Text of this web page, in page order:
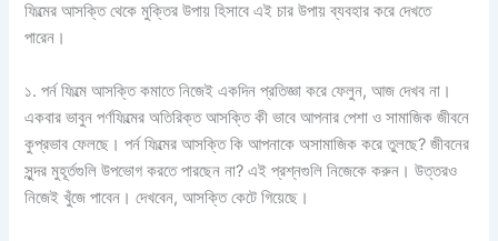
ফিল্মের আসক্তি থেকে মুক্তির উপায় হিসাবে এই চার উপায় ব্যবহার করে দেখতে
পারেন।
১. পর্ন ফিল্মে আসক্তি কমাতে নিজেই একদিন প্রতিজ্ঞা করে ফেলুন, আজ দেখব না।
একবার ভাবুন পর্ণফিল্মের অতিরিক্ত আসক্তি কী ভাবে আপনার পেশা ও সামাজিক জীবনে
কুপ্রভাব ফেলছে। পর্ন ফিল্মের আসক্তি কি আপনাকে অসামাজিক করে তুলছে? জীবনের
সুন্দর মুহূর্তগুলি উপভোগ করতে পারছেন না? এই প্রশ্নগুলি নিজেকে করুন। উত্তরও
নিজেই খুঁজে পাবেন। দেখবেন, আসক্তি কেটে গিয়েছে।